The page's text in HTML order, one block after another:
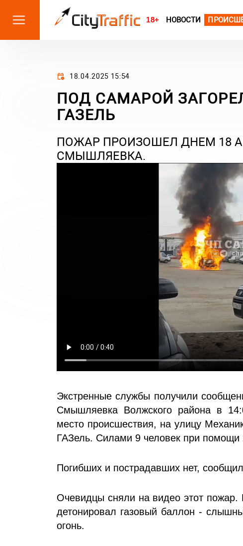
18+ НОВОСТИ
18.04.2025 15:54
ПОД САМАРОЙ
ГАЗЕЛЬ
ПОЖАР ПРОИЗОШЕЛ ДНЕМ 18
СМЫШЛЯЕВКА.
Экстренные службы получили
Смышляевка Волжского района в
место происшествия, на улицу
ГАЗель. Силами 9 человек при помощи
Погибших и пострадавших нет,
Очевидцы сняли на видео этот
детонировал газовый баллон -
огонь.